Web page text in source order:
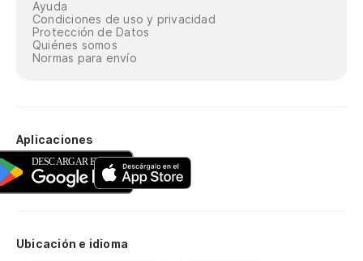
Ayuda
Condiciones de uso y privacidad
Protección de Datos
Quiénes somos
Normas para envío
Aplicaciones
Ubicación e idioma